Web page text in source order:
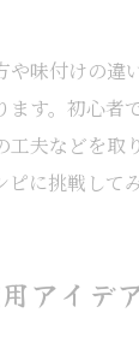
や味付けの違
ます。初心者
工夫などを取
に挑戦して
アイデ